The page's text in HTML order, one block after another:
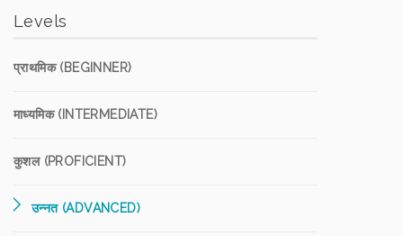
Levels
प्राथमिक (BEGINNER)
माध्यमिक (INTERMEDIATE)
कुशल (PROFICIENT)
उन्नत (ADVANCED)